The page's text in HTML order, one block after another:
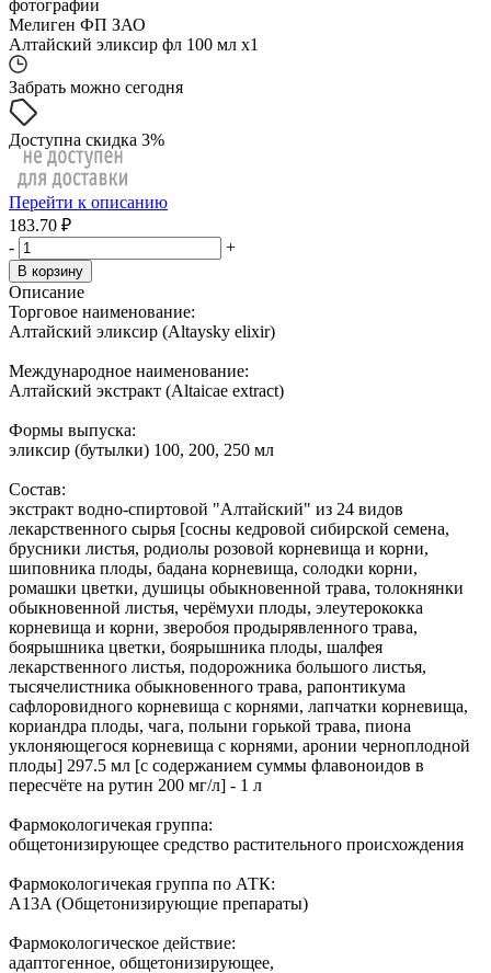
фотографии
Мелиген ФП ЗАО
Алтайский эликсир фл 100 мл x1
Забрать можно сегодня
Доступна скидка 3%
Перейти к описанию
183.70 ₽
-
+
В корзину
Описание
Торговое наименование:
Алтайский эликсир (Altaysky elixir)
Международное наименование:
Алтайский экстракт (Altaicae extract)
Формы выпуска:
эликсир (бутылки) 100, 200, 250 мл
Состав:
экстракт водно-спиртовой "Алтайский" из 24 видов
лекарственного сырья [сосны кедровой сибирской семена,
брусники листья, родиолы розовой корневища и корни,
шиповника плоды, бадана корневища, солодки корни,
ромашки цветки, душицы обыкновенной трава, толокнянки
обыкновенной листья, черёмухи плоды, элеутерококка
корневища и корни, зверобоя продырявленного трава,
боярышника цветки, боярышника плоды, шалфея
лекарственного листья, подорожника большого листья,
тысячелистника обыкновенного трава, рапонтикума
сафлоровидного корневища с корнями, лапчатки корневища,
кориандра плоды, чага, полыни горькой трава, пиона
уклоняющегося корневища с корнями, аронии черноплодной
плоды] 297.5 мл [с содержанием суммы флавоноидов в
пересчёте на рутин 200 мг/л] - 1 л
Фармокологичекая группа:
общетонизирующее средство растительного происхождения
Фармокологичекая группа по АТК:
A13A (Общетонизирующие препараты)
Фармокологическое действие:
адаптогенное, общетонизирующее,